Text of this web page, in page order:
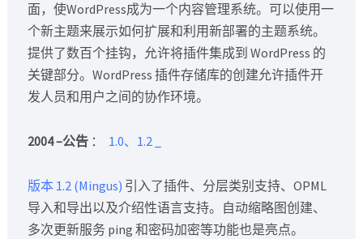
面，使WordPress成为一个内容管理系统。可以使用一
个新主题来展示如何扩展和利用新部署的主题系统。
提供了数百个挂钩，允许将插件集成到 WordPress 的
关键部分。WordPress 插件存储库的创建允许插件开
发人员和用户之间的协作环境。
2004 –公告： 1.0、1.2
版本 1.2 (Mingus) 引入了插件、分层类别支持、OPML
导入和导出以及介绍性语言支持。自动缩略图创建、
多次更新服务 ping 和密码加密等功能也是亮点。